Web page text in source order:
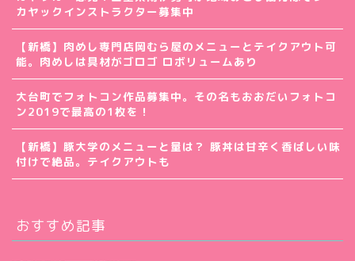
カヤックインストラクター募集中
【新橋】肉めし専門店岡むら屋のメニューとテイクアウト可
能。肉めしは具材がゴロゴ ロボリュームあり
大台町でフォトコン作品募集中。その名もおおだいフォトコ
ン2019で最高の1枚を！
【新橋】豚大学のメニューと量は？ 豚丼は甘辛く香ばしい味
付けで絶品。テイクアウトも
おすすめ記事